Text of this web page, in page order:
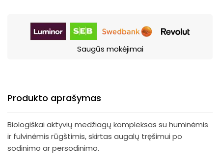
Saugūs mokėjimai
Produkto aprašymas
Biologiškai aktyvių medžiagų kompleksas su huminėmis
ir fulvinėmis rūgštimis, skirtas augalų tręšimui po
sodinimo ar persodinimo.